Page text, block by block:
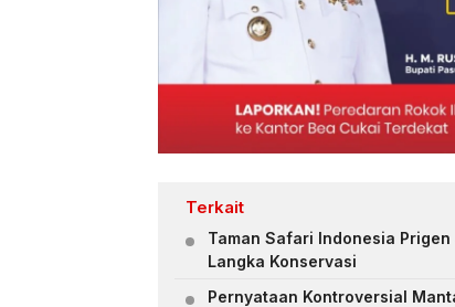
Terkait
Taman Safari Indonesia
Langka Konservasi
Pernyataan Kontroversial